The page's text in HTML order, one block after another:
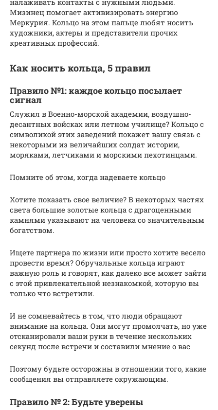
налаживать контакты с нужными людьми.
Мизинец помогает активизировать энергию
Меркурия. Кольцо на этом пальце любят носить
художники, актеры и представители прочих
креативных профессий.
Как носить кольца, 5 правил
Правило №1: каждое кольцо посылает
сигнал
Служил в Военно-морской академии, воздушно-
десантных войсках или летном училище? Кольцо с
символикой этих заведений покажет вашу связь с
некоторыми из величайших солдат истории,
моряками, летчиками и морскими пехотинцами.
Помните об этом, когда надеваете кольцо
Хотите показать свое величие? В некоторых частях
света большие золотые кольца с драгоценными
камнями указывают на человека со значительным
богатством.
Ищете партнера по жизни или просто хотите весело
провести время? Обручальные кольца играют
важную роль и говорят, как далеко все может зайти
с этой привлекательной незнакомкой, которую вы
только что встретили.
И не сомневайтесь в том, что люди обращают
внимание на кольца. Они могут промолчать, но уже
отсканировали ваши руки в течение нескольких
секунд после встречи и составили мнение о вас
Поэтому будьте осторожны в отношении того, какие
сообщения вы отправляете окружающим.
Правило № 2: Будьте уверены